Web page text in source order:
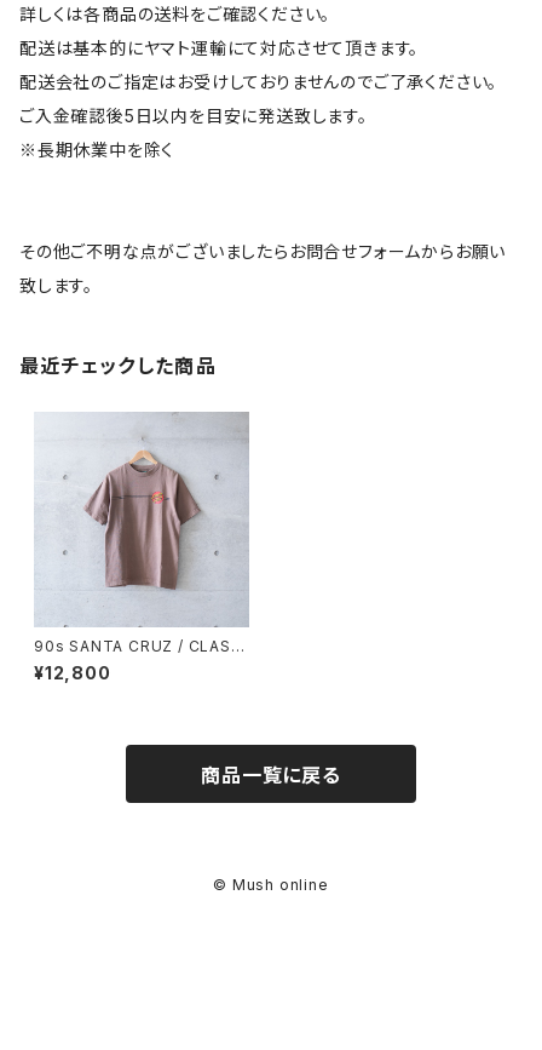
詳しくは各商品の送料をご確認ください。
配送は基本的にヤマト運輸にて対応させて頂きます。
配送会社のご指定はお受けしておりませんのでご了承ください。
ご入金確認後5日以内を目安に発送致します。
※長期休業中を除く
その他ご不明な点がございましたらお問合せフォームからお願い
致します。
最近チェックした商品
90s SANTA CRUZ / CLASSI
C DOT T-SHIRT -brown-
(used)
¥12,800
商品一覧に戻る
© Mush online